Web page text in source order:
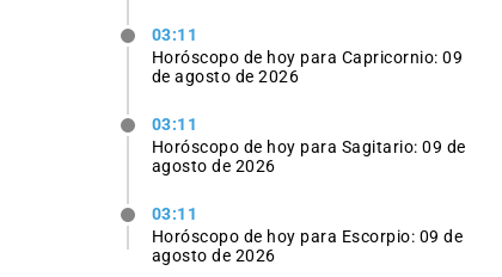
03:11
Horóscopo de hoy para Capricornio: 09
de agosto de 2026
03:11
Horóscopo de hoy para Sagitario: 09 de
agosto de 2026
03:11
Horóscopo de hoy para Escorpio: 09 de
agosto de 2026